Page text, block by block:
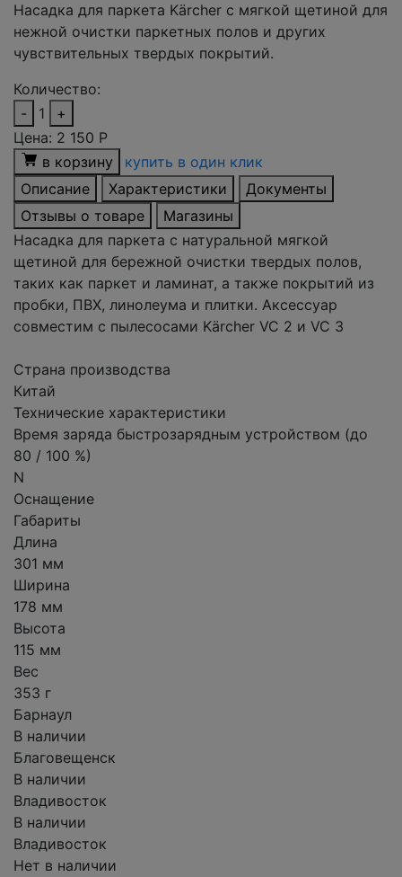
Насадка для паркета Kärcher с мягкой щетиной для
нежной очистки паркетных полов и других
чувствительных твердых покрытий.
Количество:
-
1
+
Цена: 2 150 Р
в корзину
купить в один клик
Описание
Характеристики
Документы
Отзывы о товаре
Магазины
Насадка для паркета с натуральной мягкой
щетиной для бережной очистки твердых полов,
таких как паркет и ламинат, а также покрытий из
пробки, ПВХ, линолеума и плитки. Аксессуар
совместим с пылесосами Kärcher VC 2 и VC 3
Страна производства
Китай
Технические характеристики
Время заряда быстрозарядным устройством (до
80 / 100 %)
N
Оснащение
Габариты
Длина
301 мм
Ширина
178 мм
Высота
115 мм
Вес
353 г
Барнаул
В наличии
Благовещенск
В наличии
Владивосток
В наличии
Владивосток
Нет в наличии